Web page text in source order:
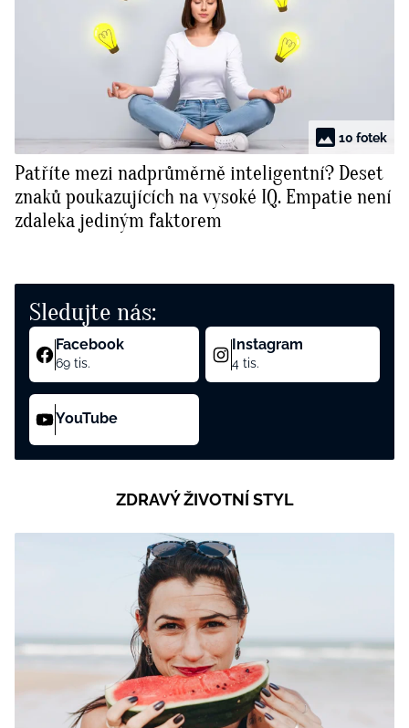
10 fotek
Patříte mezi nadprůměrně inteligentní? Deset
znaků poukazujících na vysoké IQ. Empatie není
zdaleka jediným faktorem
Sledujte nás:
Facebook
69 tis.
Instagram
4 tis.
YouTube
ZDRAVÝ ŽIVOTNÍ STYL